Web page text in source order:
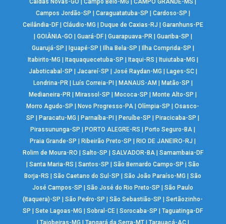
Caldas Novas-GO
|Campo Belo-MG |CAMPO GRANDE-MS
Campos Jordão-SP
Caraguatatuba-SP Cardoso-SP
Ceilândia-DF| Cláudio-MG Duque de Caxias-RJ
Garanhuns-PE
GOIÂNIA-GO Guará-DF| Guarapuava-PR| Guariba-SP
Guarujá-SP
Iguapé-SP Ilha Bela-SP Ilha Comprida-SP
Itabirito-MG
Itaquaquecetuba-SP Itaqui-RS Ituiutaba-MG
Jaboticabal-SP
Jacareí-SP José Raydan-MG Lages-SC|
Londrina-PR| Luís Correia-PI MANAUS-AM Matão-SP
Medianeira-PR
Mirassol-SP Mococa-SP Monte Alto-SP
Morro Agudo-SP
Novo Progresso-PA |Olímpia-SP |Osasco-
SP
Paracatu-MG Parnaíba-PI Peruíbe-SP Piracicaba-SP
Pirassununga-SP
PORTO ALEGRE-RS Porto Seguro-BA
Praia Grande-SP
Ribeirão Preto-SP RIO DE JANEIRO-RJ
Rolim de Moura-RO
Salto-SP SALVADOR-BA| Samambaia-DF
|Santa Maria-RS |Santos-SP |São Bernardo Campo-SP |São
Borja-RS
|São Caetano do Sul-SP |São João Paraíso-MG |São
José Campos-SP
|São José do Rio Preto-SP |São Paulo
(Itaquera)-SP
|São Pedro-SP |São Sebastião-SP |Sertãozinho-
SP
|Sete Lagoas-MG |Sobral-CE |Sorocaba-SP |Taguatinga-DF